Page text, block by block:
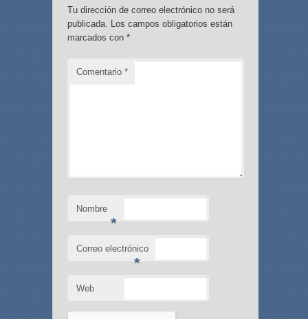
Tu dirección de correo electrónico no será
publicada. Los campos obligatorios están
marcados con *
Comentario *
Nombre
*
Correo electrónico
*
Web